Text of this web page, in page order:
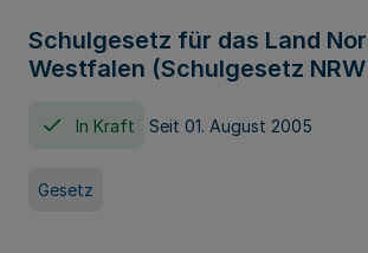
Schulgesetz für das Land
Westfalen (Schulgesetz
In Kraft Seit 01. August 2005
Gesetz